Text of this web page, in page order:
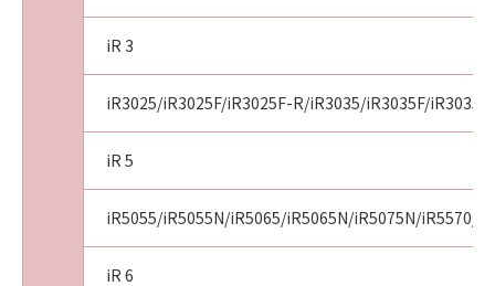
iR 3
iR3025/iR3025F/iR3025F-R/iR3035/iR3035F/
iR 5
iR5055/iR5055N/iR5065/iR5065N/iR5075N/iR5570/
iR 6